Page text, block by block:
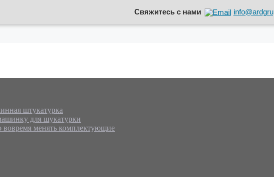
Свяжитесь с нами
штукатурка
для шукатурки
менять комплектующие